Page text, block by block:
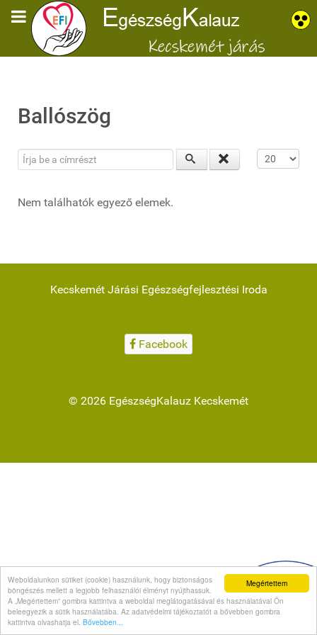
Megértettem
Weboldalunkon sütiket (cookie) használunk, hogy biztonságos
böngészés mellett a legjobb felhasználói élményt nyújthassuk.
A „Megértettem” gombra kattintva a weboldal meglátogatásával és használatával Ön
beleegyezik a sütik használatába. Az adatvédelmi tájékoztatót a bővebben gombra
kattintva olvashatja el. Bővebben...
Ballószög
Írja be a címrészt Tételek #
Nem találhatók egyező elemek.
Kecskemét Járási Egészségfejlesztési Iroda
Facebook
© 2026 EgészségKalauz Kecskemét